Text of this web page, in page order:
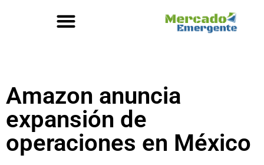
Amazon anuncia
expansión de
operaciones en México